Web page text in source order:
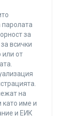
паролата
за
всички
или от
на
като име и
и ЕИК